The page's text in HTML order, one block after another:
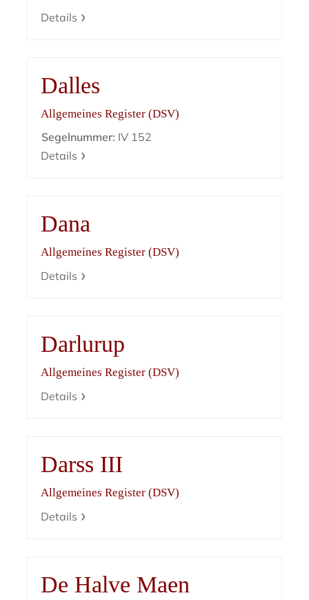
Details
Dalles
Allgemeines Register (DSV)
Segelnummer: IV 152
Details
Dana
Allgemeines Register (DSV)
Details
Darlurup
Allgemeines Register (DSV)
Details
Darss III
Allgemeines Register (DSV)
Details
De Halve Maen